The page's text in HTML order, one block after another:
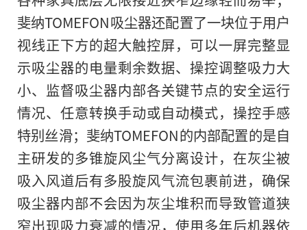
斐纳TOMEFON吸尘器还配置了一块位于用户
视线正下方的超大触控屏，可以一屏完整显
示吸尘器的电量剩余数据、操控调整吸力大
小、监督吸尘器内部各关键节点的安全运行
情况、任意转换手动或自动模式，操控手感
特别丝滑；斐纳TOMEFON的内部配置的是自
主研发的多锥旋风尘气分离设计，在灰尘被
吸入风道后有多股旋风气流包裹前进，确保
吸尘器内部不会因为灰尘堆积而导致管道狭
窄出现吸力衰减的情况，使用多年后机器依